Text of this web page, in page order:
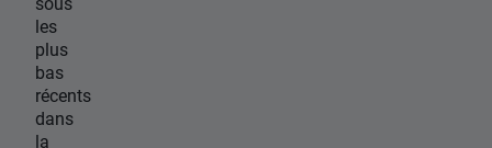
les
plus
bas
récents
dans
la